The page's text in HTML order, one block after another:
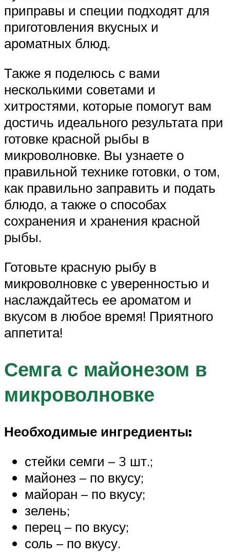
приправы и специи подходят для
приготовления вкусных и
ароматных блюд.
Также я поделюсь с вами
несколькими советами и
хитростями, которые помогут вам
достичь идеального результата при
готовке красной рыбы в
микроволновке. Вы узнаете о
правильной технике готовки, о том,
как правильно заправить и подать
блюдо, а также о способах
сохранения и хранения красной
рыбы.
Готовьте красную рыбу в
микроволновке с уверенностью и
наслаждайтесь ее ароматом и
вкусом в любое время! Приятного
аппетита!
Семга с майонезом в
микроволновке
Необходимые ингредиенты:
стейки семги – 3 шт.;
майонез – по вкусу;
майоран – по вкусу;
зелень;
перец – по вкусу;
соль – по вкусу.